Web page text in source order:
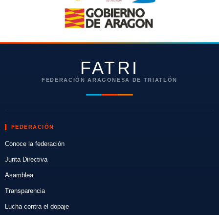
FATRI
FEDERACIÓN ARAGONESA DE TRIATLÓN
FEDERACIÓN
Conoce la federación
Junta Directiva
Asamblea
Transparencia
Lucha contra el dopaje